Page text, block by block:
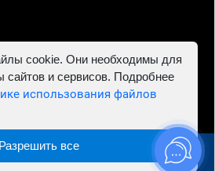
ИНН 781302555843,
в Москве и МО - Автосервис
cookie. Они необходимы для
сайтов и сервисов. Подробнее
использования файлов
Разрешить все